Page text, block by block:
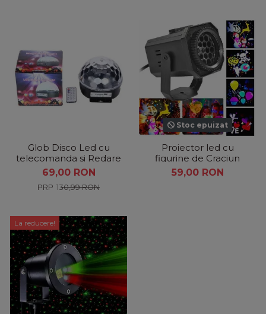
Glob Disco Led cu
telecomanda si Redare
Audio MP3 + Stick
cadou
69,00 RON
130,99 RON
Stoc epuizat
Proiector led cu
figurine de Craciun
59,00 RON
La reducere!